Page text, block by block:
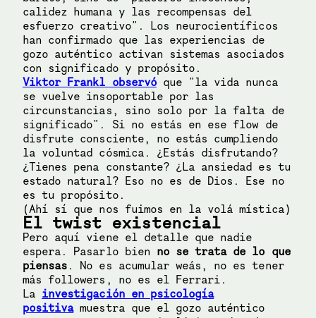
calidez humana y las recompensas del
esfuerzo creativo". Los neurocientíficos
han confirmado que las experiencias de
gozo auténtico activan sistemas asociados
con significado y propósito.
Viktor Frankl observóque "la vida nunca
se vuelve insoportable por las
circunstancias, sino solo por la falta de
significado". Si no estás en ese flow de
disfrute consciente, no estás cumpliendo
la voluntad cósmica. ¿Estás disfrutando?
¿Tienes pena constante? ¿La ansiedad es tu
estado natural? Eso no es de Dios. Ese no
es tu propósito.
(Ahí sí que nos fuimos en la volá mística)
El twist existencial
Pero aquí viene el detalle que nadie
espera. Pasarlo bien no se trata de lo que
piensas . No es acumular weás, no es tener
más followers, no es el Ferrari.
La investigación en psicología
positivamuestra que el gozo auténtico